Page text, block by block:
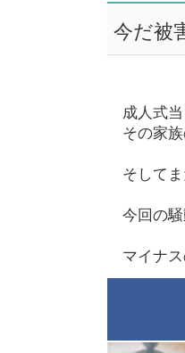
今だ被
成人式
その家
そして
今回の
マイナ